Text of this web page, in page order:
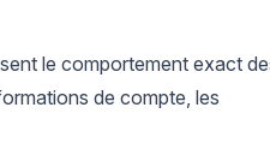
le comportement exact
de compte, les